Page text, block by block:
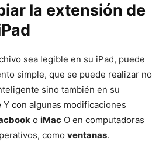
la extensión de
sea legible en su iPad, puede
simple, que se puede realizar no
sino también en su
Y con algunas modificaciones
o iMac O en computadoras
como ventanas.